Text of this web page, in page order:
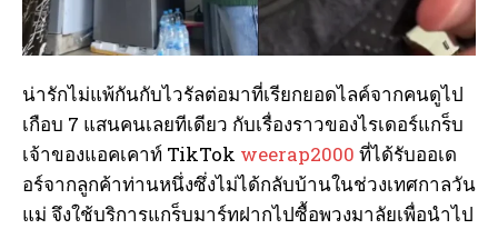
น่ารักไม่แพ้กันกับไวรัลต่อมาที่เรียกยอดไลค์จากคนดูไป
เกือบ 7 แสนคนเลยทีเดียว กับเรื่องราวของไรเดอร์แกร็บ
เจ้าของแอคเคาท์ TikTok weerap2000 ที่ได้รับออเด
อร์จากลูกค้าท่านหนึ่งซึ่งไม่ได้กลับบ้านในช่วงเทศกาลวัน
แม่ จึงใช้บริการแกร็บมาร์ทฝากไปซื้อพวงมาลัยเพื่อนำไป